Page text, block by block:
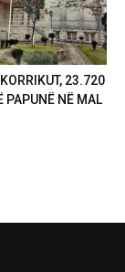
23.720
PAPUNË NË MAL